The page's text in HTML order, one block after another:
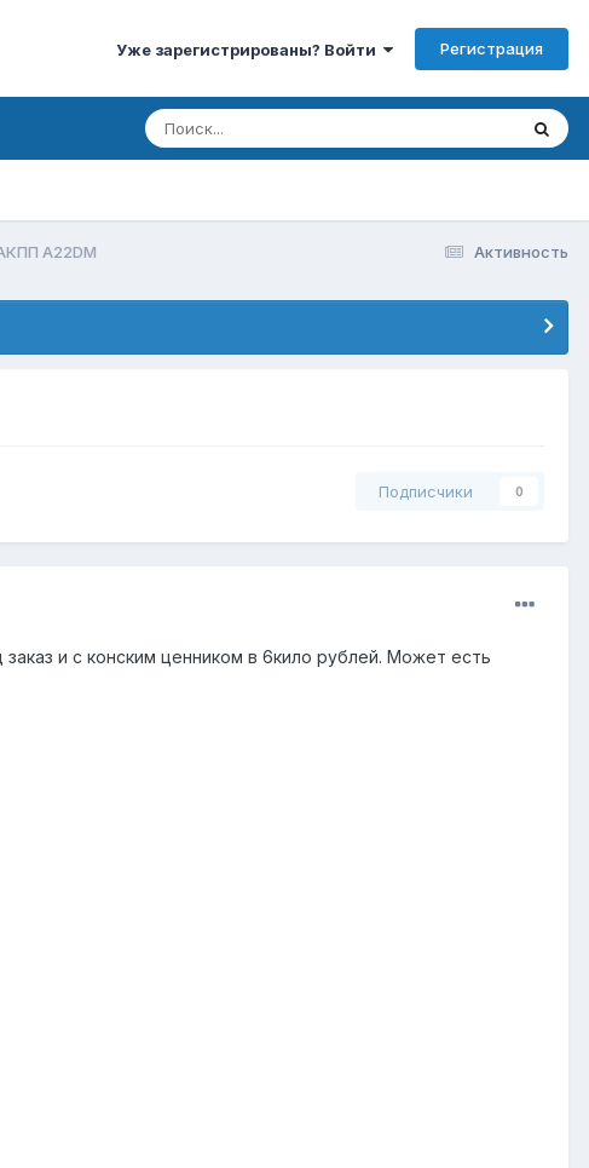
Уже зарегистрированы? Войти Регистрация
Активность
A22DM
Подписчики 0
и с конским ценником в 6кило рублей. Может есть